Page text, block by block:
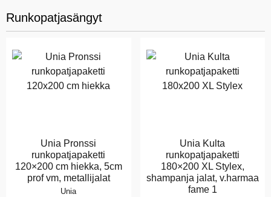
Runkopatjasängyt
Unia Pronssi
runkopatjapaketti
120×200 cm hiekka, 5cm
prof vm, metallijalat
Unia
Unia Kulta
runkopatjapaketti
180×200 XL Stylex,
shampanja jalat, v.harmaa
fame 1